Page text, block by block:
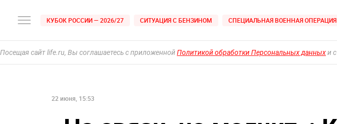
КУБОК РОССИИ — 2026/27 СИТУАЦИЯ С БЕНЗИНОМ СПЕЦИАЛЬНАЯ ВОЕННАЯ ОПЕРАЦИЯ
Посещая сайт life.ru, Вы соглашаетесь с приложеннойПолитикой обработки Персональных данныхи
22 июня, 15:53